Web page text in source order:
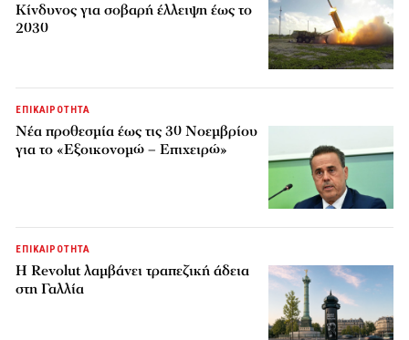
Κίνδυνος για σοβαρή έλλειψη έως το
2030
ΕΠΙΚΑΙΡΟΤΗΤΑ
Νέα προθεσμία έως τις 30 Νοεμβρίου
για το «Εξοικονομώ – Επιχειρώ»
ΕΠΙΚΑΙΡΟΤΗΤΑ
Η Revolut λαμβάνει τραπεζική άδεια
στη Γαλλία